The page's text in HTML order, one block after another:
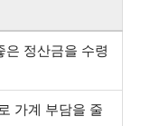
은 정산금을 수령
가계 부담을 줄